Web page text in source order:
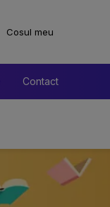
Contact
Cosul meu